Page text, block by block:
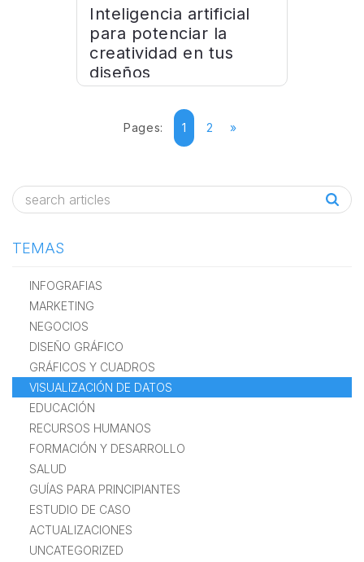
Inteligencia artificial
para potenciar la
creatividad en tus
diseños
Pages: 1 2 »
TEMAS
INFOGRAFIAS
MARKETING
NEGOCIOS
DISEÑO GRÁFICO
GRÁFICOS Y CUADROS
VISUALIZACIÓN DE DATOS
EDUCACIÓN
RECURSOS HUMANOS
FORMACIÓN Y DESARROLLO
SALUD
GUÍAS PARA PRINCIPIANTES
ESTUDIO DE CASO
ACTUALIZACIONES
UNCATEGORIZED